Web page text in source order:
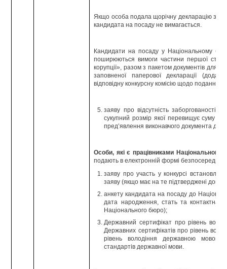
Якщо особа подала щорічну декларацію за
кандидата на посаду не вимагається.
Кандидати на посаду у Національному
поширюються вимоги частини першої
корупції», разом з пакетом документів для
заповненої паперової декларації
відповідну конкурсну комісію щодо подання
заяву про відсутність заборгованості
сукупний розмір якої перевищує суму
пред’явлення виконавчого документа до
Особи, які є працівниками Національного
подають в електронній формі
заяву про участь у конкурсі
заяву (якщо має на те підтверджені
анкету кандидата на посаду до
дата народження, стать та контактна
Національного бюро);
Державний сертифікат про рівень
Державних сертифікатів про рівень
рівень володіння державною мовою,
стандартів державної мови.